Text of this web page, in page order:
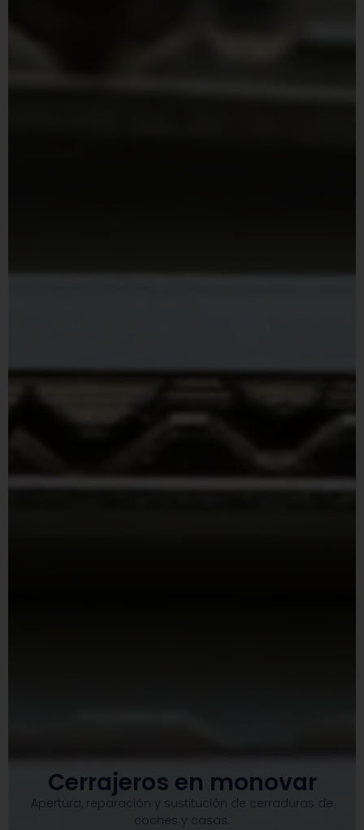
Cerrajeros en monovar
Apertura, reparación y sustitución de cerraduras de
coches y casas.​